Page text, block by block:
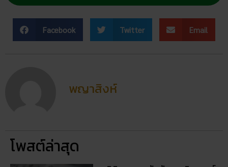
คลิก แทงหวยออนไลน์ ได้เงินจริง
พญาสิงห์